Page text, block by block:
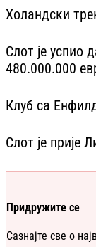
Холандски
Слот је успио
480.000.000
Клуб са
Слот је прије
Придружите се
Сазнајте све о